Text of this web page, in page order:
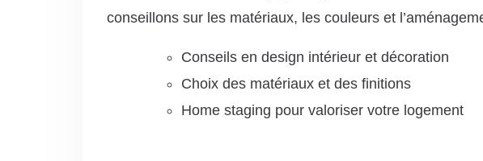
conseillons sur les matériaux, les couleurs et
Conseils en design intérieur et décoration
Choix des matériaux et des finitions
Home staging pour valoriser votre logement